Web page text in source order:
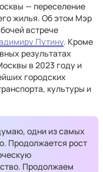
— переселение
жилья. Об этом Мэр
встрече
Путину. Кроме
результатах
в 2023 году и
городских
культуры и
одни из самых
Продолжается рост
Продолжаем